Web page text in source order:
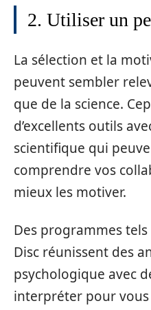
2. Utiliser un
La sélection et la
peuvent sembler
que de la science.
d’excellents outils
scientifique qui
comprendre vos
mieux les motiver.
Des programmes
Disc réunissent des
psychologique avec
interpréter pour